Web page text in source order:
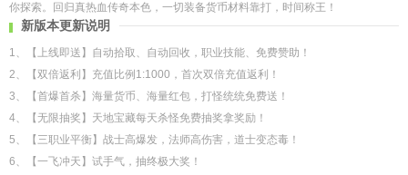
你探索。回归真热血传奇本色，一切装备货币材料靠打，时间称王！
新版本更新说明
1、【上线即送】自动拾取、自动回收，职业技能、免费赞助！
2、【双倍返利】充值比例1:1000，首次双倍充值返利！
3、【首爆首杀】海量货币、海量红包，打怪统统免费送！
4、【无限抽奖】天地宝藏每天杀怪免费抽奖拿奖励！
5、【三职业平衡】战士高爆发，法师高伤害，道士变态毒！
6、【一飞冲天】试手气，抽终极大奖！